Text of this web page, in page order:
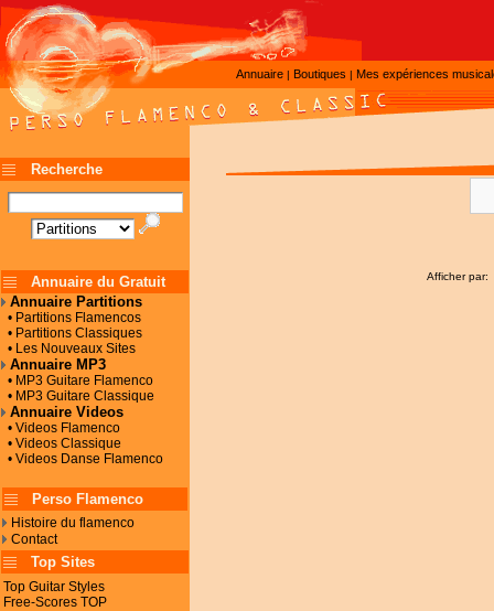
Annuaire | Boutiques | Mes expériences
Recherche
Annuaire du Gratuit
Annuaire Partitions
• Partitions Flamencos
• Partitions Classiques
• Les Nouveaux Sites
Annuaire MP3
• MP3 Guitare Flamenco
• MP3 Guitare Classique
Annuaire Videos
• Videos Flamenco
• Videos Classique
• Videos Danse Flamenco
Perso Flamenco
Histoire du flamenco
Contact
Top Sites
Top Guitar Styles
Free-Scores TOP
Afficher par: